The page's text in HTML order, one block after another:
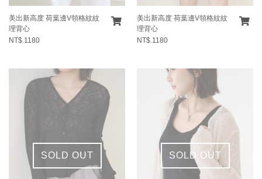
美出新高度 荷葉邊V領格紋紋
理背心
NT$.1180
美出新高度 荷葉邊V領格紋紋
理背心
NT$.1180
SOLD OUT SOLD OUT